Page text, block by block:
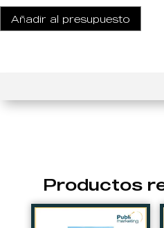
Añadir al presupuesto
Productos